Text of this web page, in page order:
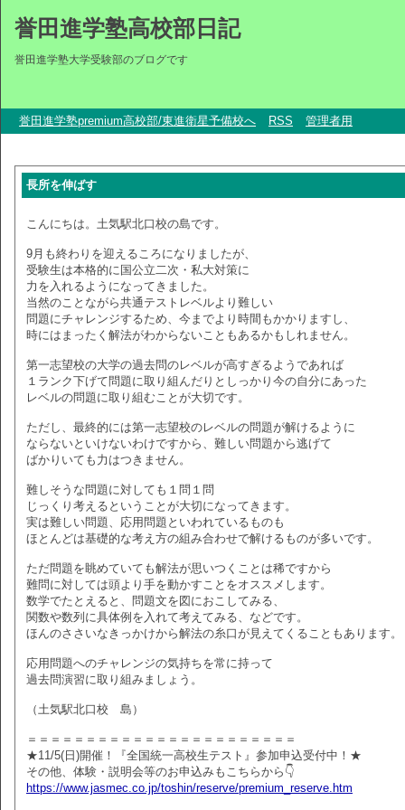
誉田進学塾高校部日記
誉田進学塾大学受験部のブログです
誉田進学塾premium高校部/東進衛星予備校へ RSS 管理者用
長所を伸ばす
こんにちは。土気駅北口校の島です。
9月も終わりを迎えるころになりましたが、
受験生は本格的に国公立二次・私大対策に
力を入れるようになってきました。
当然のことながら共通テストレベルより難しい
問題にチャレンジするため、今までより時間もかかりますし、
時にはまったく解法がわからないこともあるかもしれません。
第一志望校の大学の過去問のレベルが高すぎるようであれば
１ランク下げて問題に取り組んだりとしっかり今の自分にあった
レベルの問題に取り組むことが大切です。
ただし、最終的には第一志望校のレベルの問題が解けるように
ならないといけないわけですから、難しい問題から逃げて
ばかりいても力はつきません。
難しそうな問題に対しても１問１問
じっくり考えるということが大切になってきます。
実は難しい問題、応用問題といわれているものも
ほとんどは基礎的な考え方の組み合わせで解けるものが多いです。
ただ問題を眺めていても解法が思いつくことは稀ですから
難問に対しては頭より手を動かすことをオススメします。
数学でたとえると、問題文を図におこしてみる、
関数や数列に具体例を入れて考えてみる、などです。
ほんのささいなきっかけから解法の糸口が見えてくることもあります。
応用問題へのチャレンジの気持ちを常に持って
過去問演習に取り組みましょう。
（土気駅北口校 島）
＝＝＝＝＝＝＝＝＝＝＝＝＝＝＝＝＝＝＝＝＝＝＝
★11/5(日)開催！『全国統一高校生テスト』参加申込受付中！★
その他、体験・説明会等のお申込みもこちらから👇
https://www.jasmec.co.jp/toshin/reserve/premium_reserve.htm